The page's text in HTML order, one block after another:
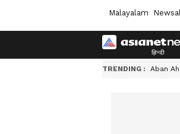
Malayalam
TRENDING : Aban